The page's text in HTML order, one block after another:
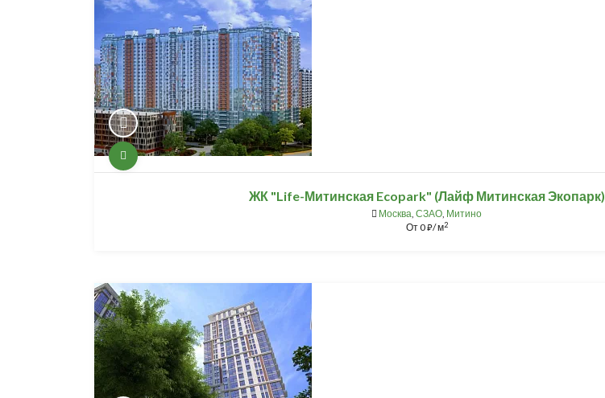
ЖК "Life-Митинская Ecopark" (Лайф Митинская Экопарк)
Москва, СЗАО, Митино
От0⃏/ м2